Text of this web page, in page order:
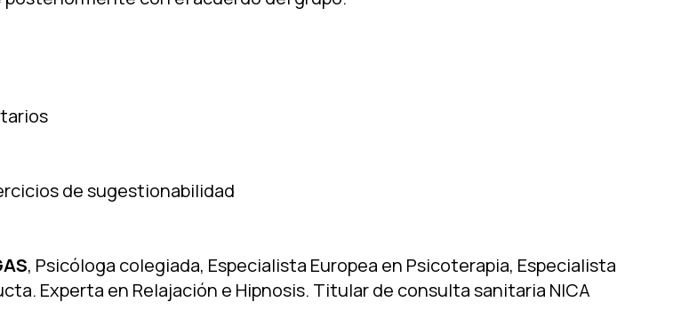
de sugestionabilidad
, Psicóloga colegiada, Especialista Europea en Psicoterapia, Especialista
Experta en Relajación e Hipnosis. Titular de consulta sanitaria NICA